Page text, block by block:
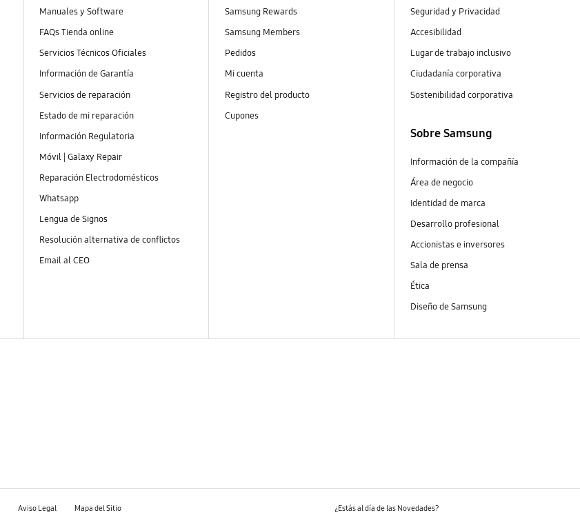
Manuales y Software
FAQs Tienda online
Servicios Técnicos Oficiales
Información de Garantía
Servicios de reparación
Estado de mi reparación
Información Regulatoria
Móvil | Galaxy Repair
Reparación Electrodomésticos
Whatsapp
Lengua de Signos
Resolución alternativa de conflictos
Email al CEO
Samsung Rewards
Samsung Members
Pedidos
Mi cuenta
Registro del producto
Cupones
Seguridad y Privacidad
Accesibilidad
Lugar de trabajo inclusivo
Ciudadanía corporativa
Sostenibilidad corporativa
Sobre Samsung
Información de la compañía
Área de negocio
Identidad de marca
Desarrollo profesional
Accionistas e inversores
Sala de prensa
Ética
Diseño de Samsung
Aviso Legal Mapa del Sitio ¿Estás al día de las Novedades?